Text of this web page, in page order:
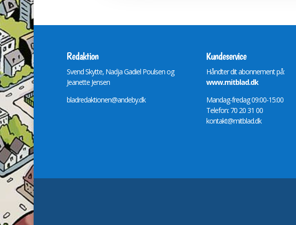
Redaktion
Svend Skytte, Nadja Gadiel Poulsen og
Jeanette Jensen
bladredaktionen@andeby.dk
Kundeservice
Håndter dit abonnement på:
www.mitblad.dk
Mandag-fredag 09:00-15:00
Telefon: 70 20 31 00
kontakt@mitblad.dk